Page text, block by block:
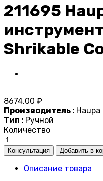
211695
Shrikable
8674.00 ₽
Производитель : Haupa
Тип : Ручной
Количество
Описание товара